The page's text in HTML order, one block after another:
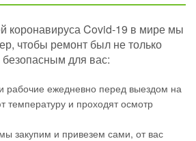
коронавируса Covid-19 в мире мы
чтобы ремонт был не только
для вас:
рабочие ежедневно перед выездом на
температуру и проходят осмотр
закупим и привезем сами, от вас